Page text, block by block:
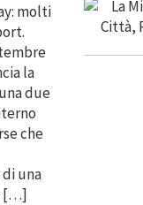
molti
la
due
che
una
[…]